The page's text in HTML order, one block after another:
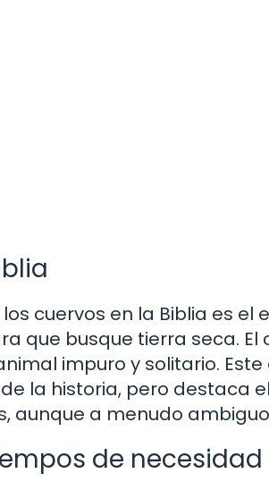
cuervos en la Biblia es el
que busque tierra seca. El
impuro y solitario. Este
la historia, pero destaca
aunque a menudo
de necesidad